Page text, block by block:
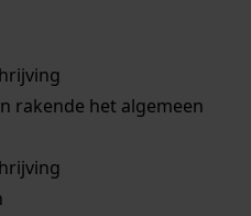
rakende het algemeen